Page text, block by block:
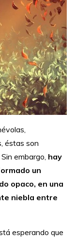
éstas son
embargo, hay
un
opaco, en una
niebla entre
esperando que